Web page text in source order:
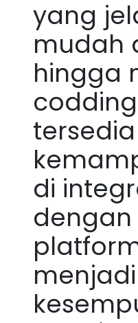
yang
mudah
hingga
di